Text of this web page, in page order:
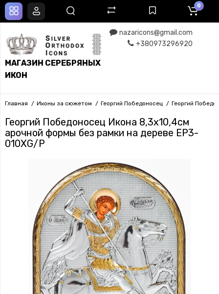
МАГАЗИН СЕРЕБРЯНЫХ
ИКОН
nazaricons@gmail.com
+380973296920
0
Главная Иконы за сюжетом Георгий Победоносец Георгий
Георгий Победоносец Икона 8,3х10,4см
арочной формы без рамки на дереве EP3-
010XG/P